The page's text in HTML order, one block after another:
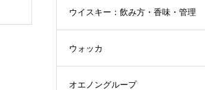
ウイスキー：飲み方・香味・管理
ウォッカ
オエノングループ